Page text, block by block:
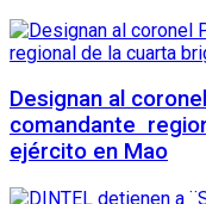
Designan al
comandante
ejército en Mao